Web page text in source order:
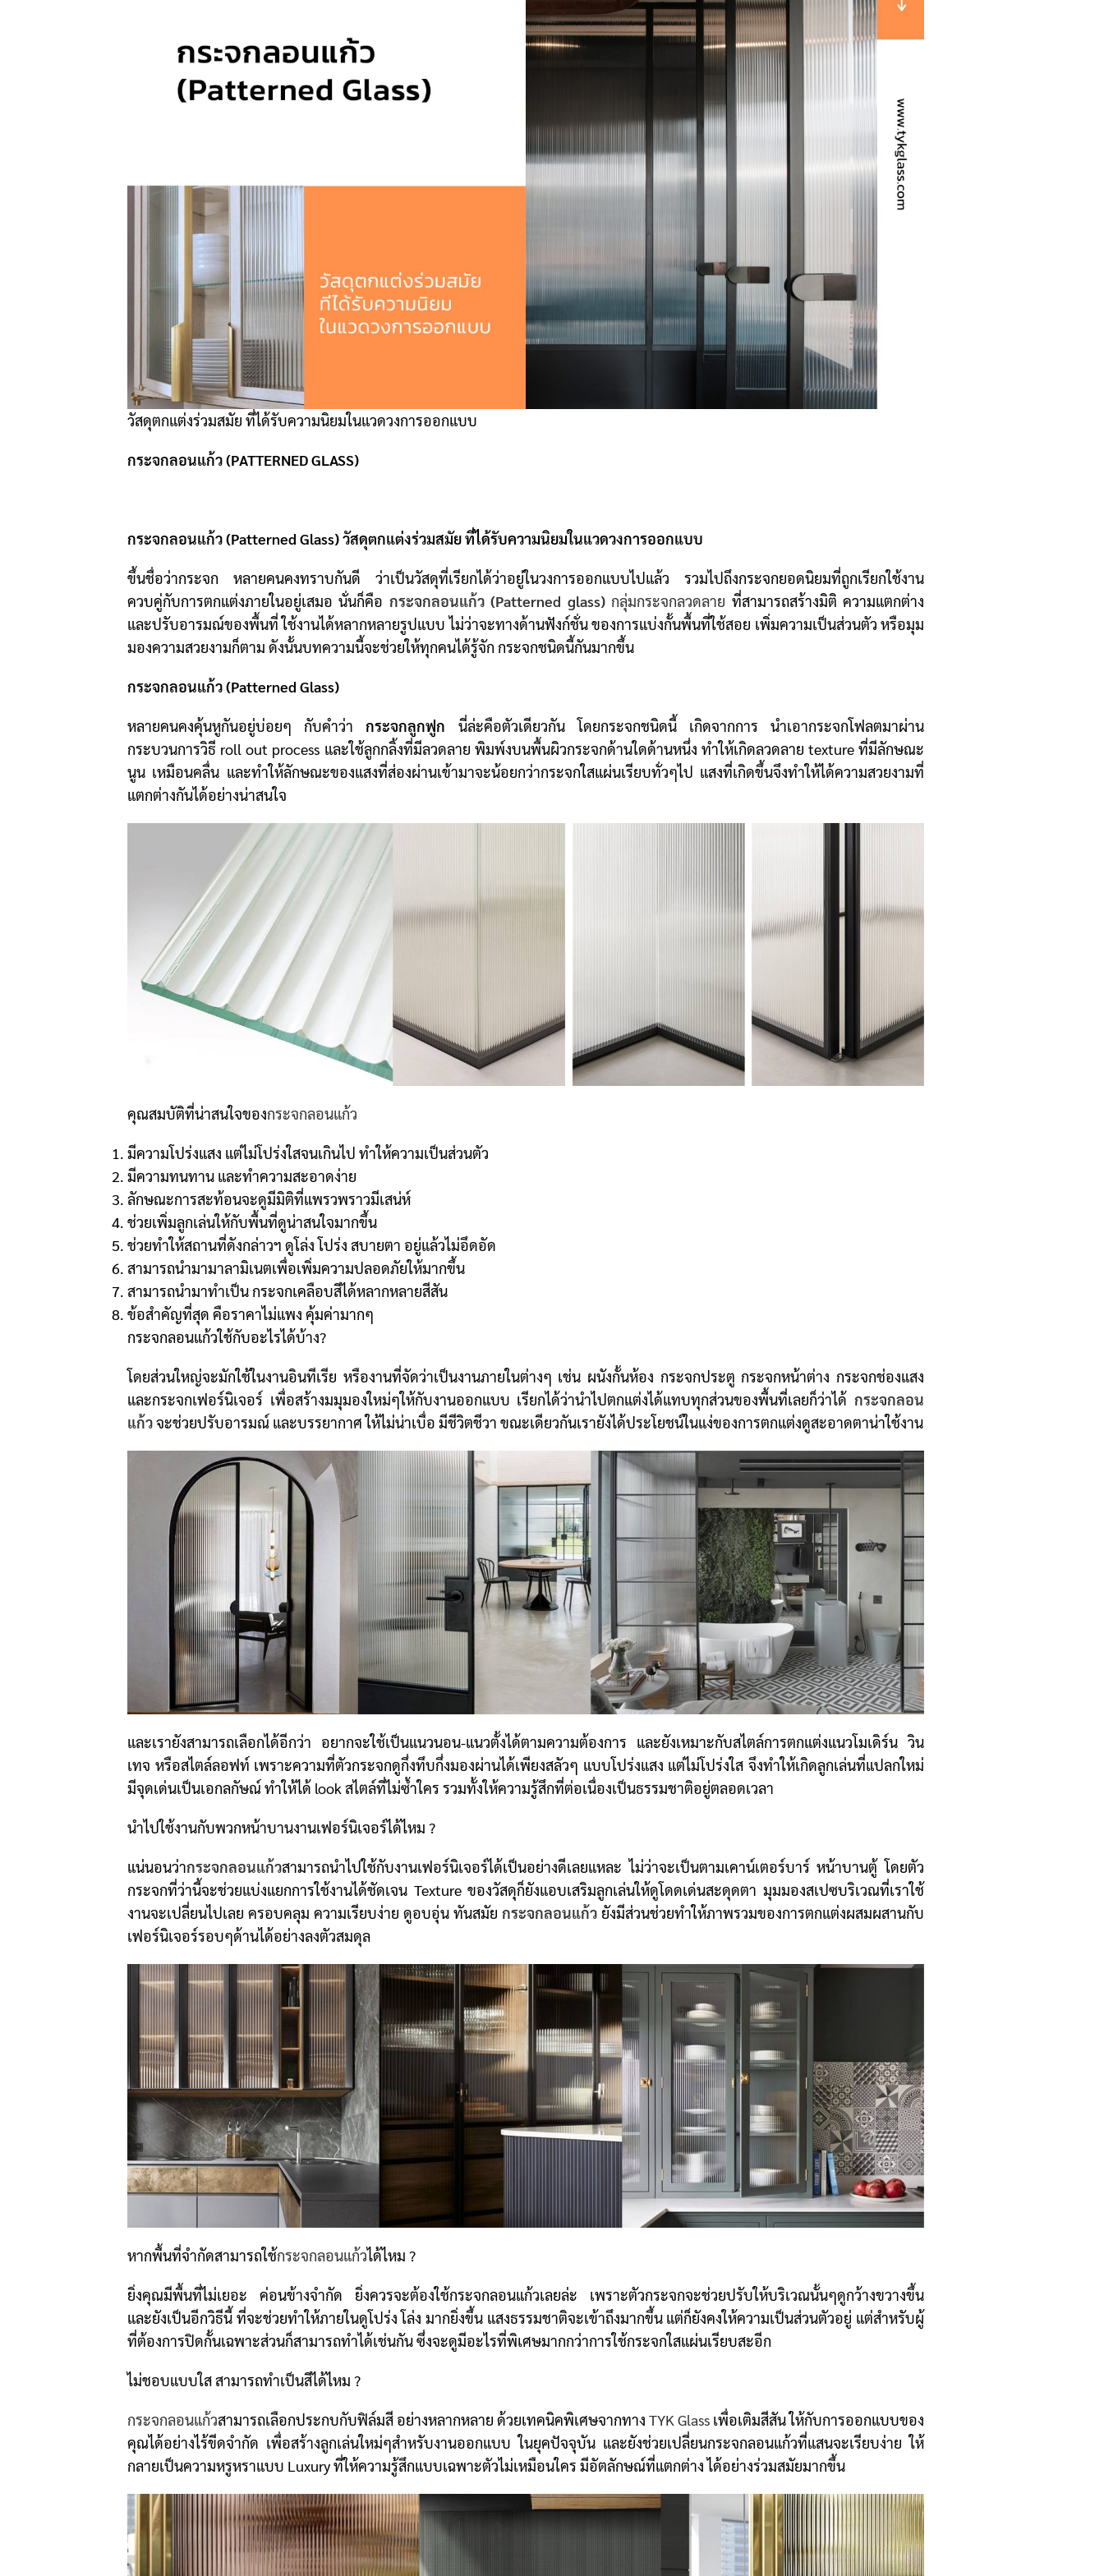
วัสดุตกแต่งร่วมสมัย ที่ได้รับความนิยมในแวดวงการออกแบบ
กระจกลอนแก้ว (PATTERNED GLASS)
กระจกลอนแก้ว (Patterned Glass) วัสดุตกแต่งร่วมสมัย ที่ได้รับความนิยมในแวดวงการออกแบบ
ขึ้นชื่อว่ากระจก หลายคนคงทราบกันดี ว่าเป็นวัสดุที่เรียกได้ว่าอยู่ในวงการออกแบบไปแล้ว รวมไปถึงกระจกยอดนิยมที่ถูกเรียกใช้งาน
ควบคู่กับการตกแต่งภายในอยู่เสมอ นั่นก็คือ กระจกลอนแก้ว (Patterned glass) กลุ่มกระจกลวดลาย ที่สามารถสร้างมิติ ความแตกต่าง
และปรับอารมณ์ของพื้นที่ ใช้งานได้หลากหลายรูปแบบ ไม่ว่าจะทางด้านฟังก์ชั่น ของการแบ่งกั้นพื้นที่ใช้สอย เพิ่มความเป็นส่วนตัว หรือมุม
มองความสวยงามก็ตาม ดังนั้นบทความนี้จะช่วยให้ทุกคนได้รู้จัก กระจกชนิดนี้กันมากขึ้น
กระจกลอนแก้ว (Patterned Glass)
หลายคนคงคุ้นหูกันอยู่บ่อยๆ กับคำว่า กระจกลูกฟูก
นี่ล่ะคือตัวเดียวกัน โดยกระจกชนิดนี้ เกิดจากการ นำเอากระจกโฟลตมาผ่าน
กระบวนการวิธี roll out process และใช้ลูกกลิ้งที่มีลวดลาย พิมพ์งบนพื้นผิวกระจกด้านใดด้านหนึ่ง ทำให้เกิดลวดลาย texture ที่มีลักษณะ
นูน เหมือนคลื่น และทำให้ลักษณะของแสงที่ส่องผ่านเข้ามาจะน้อยกว่ากระจกใสแผ่นเรียบทั่วๆไป แสงที่เกิดขึ้นจึงทำให้ได้ความสวยงามที่
แตกต่างกันได้อย่างน่าสนใจ
คุณสมบัติที่น่าสนใจของกระจกลอนแก้ว
มีความโปร่งแสง แต่ไม่โปร่งใสจนเกินไป ทำให้ความเป็นส่วนตัว
มีความทนทาน และทำความสะอาดง่าย
ลักษณะการสะท้อนจะดูมีมิติที่แพรวพราวมีเสน่ห์
ช่วยเพิ่มลูกเล่นให้กับพื้นที่ดูน่าสนใจมากขึ้น
ช่วยทำให้สถานที่ดังกล่าวฯ ดูโล่ง โปร่ง สบายตา อยู่แล้วไม่อึดอัด
สามารถนำมามาลามิเนตเพื่อเพิ่มความปลอดภัยให้มากขึ้น
สามารถนำมาทำเป็น กระจกเคลือบสีได้หลากหลายสีสัน
ข้อสำคัญที่สุด คือราคาไม่แพง คุ้มค่ามากๆ
กระจกลอนแก้วใช้กับอะไรได้บ้าง?
โดยส่วนใหญ่จะมักใช้ในงานอินทีเรีย หรืองานที่จัดว่าเป็นงานภายในต่างๆ เช่น ผนังกั้นห้อง กระจกประตู กระจกหน้าต่าง กระจกช่องแสง
และกระจกเฟอร์นิเจอร์ เพื่อสร้างมมุมองใหม่ๆให้กับงานออกแบบ เรียกได้ว่านำไปตกแต่งได้แทบทุกส่วนของพื้นที่เลยก็ว่าได้กระจกลอน
แก้วจะช่วยปรับอารมณ์ และบรรยากาศ ให้ไม่น่าเบื่อ มีชีวิตชีวา ขณะเดียวกันเรายังได้ประโยชน์ในแง่ของการตกแต่งดูสะอาดตาน่าใช้งาน
และเรายังสามารถเลือกได้อีกว่า อยากจะใช้เป็นแนวนอน-แนวตั้งได้ตามความต้องการ และยังเหมาะกับสไตล์การตกแต่งแนวโมเดิร์น วิน
เทจ หรือสไตล์ลอฟท์ เพราะความที่ตัวกระจกดูกึ่งทึบกึ่งมองผ่านได้เพียงสลัวๆ แบบโปร่งแสง แต่ไม่โปร่งใส จึงทำให้เกิดลูกเล่นที่แปลกใหม่
มีจุดเด่นเป็นเอกลกัษณ์ ทำให้ได้ look สไตล์ที่ไม่ซ้ำใคร รวมทั้งให้ความรู้สึกที่ต่อเนื่องเป็นธรรมชาติอยู่ตลอดเวลา
นำไปใช้งานกับพวกหน้าบานงานเฟอร์นิเจอร์ได้ไหม ?
แน่นอนว่ากระจกลอนแก้วสามารถนำไปใช้กับงานเฟอร์นิเจอร์ได้เป็นอย่างดีเลยแหละ ไม่ว่าจะเป็นตามเคาน์เตอร์บาร์ หน้าบานตู้ โดยตัว
กระจกที่ว่านี้จะช่วยแบ่งแยกการใช้งานได้ชัดเจน Texture ของวัสดุก็ยังแอบเสริมลูกเล่นให้ดูโดดเด่นสะดุดตา มุมมองสเปซบริเวณที่เราใช้
งานจะเปลี่ยนไปเลย ครอบคลุม ความเรียบง่าย ดูอบอุ่น ทันสมัย กระจกลอนแก้ว ยังมีส่วนช่วยทำให้ภาพรวมของการตกแต่งผสมผสานกับ
เฟอร์นิเจอร์รอบๆด้านได้อย่างลงตัวสมดุล
หากพื้นที่จำกัดสามารถใช้กระจกลอนแก้วได้ไหม ?
ยิ่งคุณมีพื้นที่ไม่เยอะ ค่อนข้างจำกัด ยิ่งควรจะต้องใช้กระจกลอนแก้วเลยล่ะ เพราะตัวกระจกจะช่วยปรับให้บริเวณนั้นๆดูกว้างขวางขึ้น
และยังเป็นอีกวิธีนี้ ที่จะช่วยทำให้ภายในดูโปร่ง โล่ง มากยิ่งขึ้น แสงธรรมชาติจะเข้าถึงมากขึ้น แต่ก็ยังคงให้ความเป็นส่วนตัวอยู่ แต่สำหรับผู้
ที่ต้องการปิดกั้นเฉพาะส่วนก็สามารถทำได้เช่นกัน ซึ่งจะดูมีอะไรที่พิเศษมากกว่าการใช้กระจกใสแผ่นเรียบสะอีก
ไม่ชอบแบบใส สามารถทำเป็นสีได้ไหม ?
กระจกลอนแก้วสามารถเลือกประกบกับฟิล์มสี อย่างหลากหลาย ด้วยเทคนิคพิเศษจากทาง TYK Glass เพื่อเติมสีสัน ให้กับการออกแบบของ
คุณได้อย่างไร้ขีดจำกัด เพื่อสร้างลูกเล่นใหม่ๆสำหรับงานออกแบบ ในยุคปัจจุบัน และยังช่วยเปลี่ยนกระจกลอนแก้วที่แสนจะเรียบง่าย ให้
กลายเป็นความหรูหราแบบ Luxury ที่ให้ความรู้สึกแบบเฉพาะตัวไม่เหมือนใคร มีอัตลักษณ์ที่แตกต่าง ได้อย่างร่วมสมัยมากขึ้น